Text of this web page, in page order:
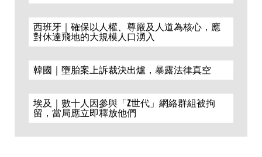
西班牙｜確保以人權、尊嚴及人道為核心，應
對休達飛地的大規模人口湧入
韓國｜墮胎案上訴裁決出爐，暴露法律真空
埃及｜數十人因參與「Z世代」網絡群組被拘
留，當局應立即釋放他們